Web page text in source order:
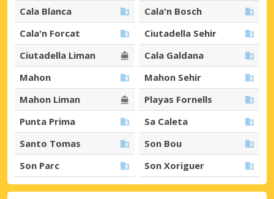
Cala Blanca
Cala'n Bosch
Cala'n Forcat
Ciutadella Sehir
Ciutadella Liman
Cala Galdana
Mahon
Mahon Sehir
Mahon Liman
Playas Fornells
Punta Prima
Sa Caleta
Santo Tomas
Son Bou
Son Parc
Son Xoriguer